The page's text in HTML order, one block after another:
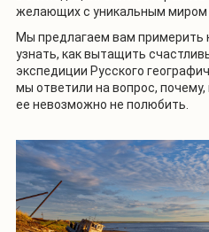
желающих с уникальным миром
Мы предлагаем вам примерить
узнать, как вытащить
экспедиции Русского
мы ответили на вопрос, почему,
ее невозможно не полюбить.